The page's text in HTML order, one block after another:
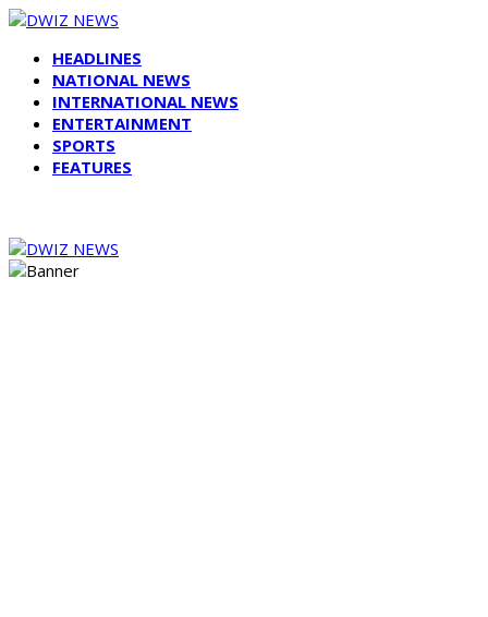
HEADLINES
NATIONAL NEWS
INTERNATIONAL NEWS
ENTERTAINMENT
SPORTS
FEATURES